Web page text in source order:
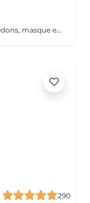
Nettoyage, gommage, extraction des comédons, masque et massage
290